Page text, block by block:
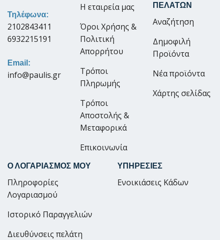
Τηλέφωνα:
2102843411
6932215191
Email:
info@paulis.gr
Η εταιρεία μας
Όροι Χρήσης &
Πολιτική
Απορρήτου
Τρόποι
Πληρωμής
Τρόποι
Αποστολής &
Μεταφορικά
Επικοινωνία
ΠΕΛΑΤΩΝ
Αναζήτηση
Δημοφιλή
Προϊόντα
Νέα προϊόντα
Χάρτης σελίδας
Ο ΛΟΓΑΡΙΑΣΜΟΣ ΜΟΥ
Πληροφορίες
Λογαριασμού
Ιστορικό Παραγγελιών
Διευθύνσεις πελάτη
ΥΠΗΡΕΣΙΕΣ
Ενοικιάσεις Κάδων